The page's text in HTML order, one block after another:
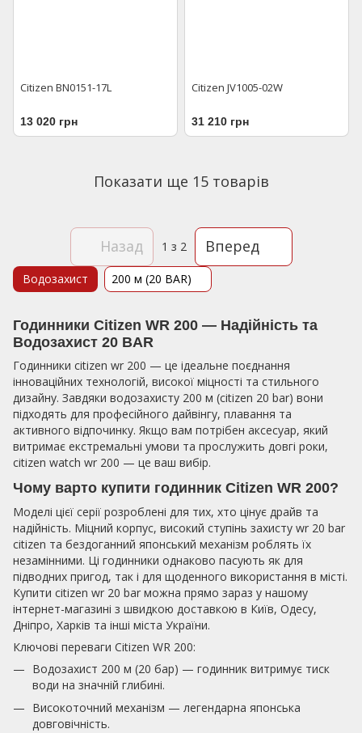
Citizen BN0151-17L
13 020 грн
Citizen JV1005-02W
31 210 грн
Показати ще 15 товарів
Назад 1 з 2 Вперед
Годинники Citizen WR 200 — Надійність та
Водозахист 20 BAR
Годинники citizen wr 200 — це ідеальне поєднання
інноваційних технологій, високої міцності та стильного
дизайну. Завдяки водозахисту 200 м (citizen 20 bar) вони
підходять для професійного дайвінгу, плавання та
активного відпочинку. Якщо вам потрібен аксесуар, який
витримає екстремальні умови та прослужить довгі роки,
citizen watch wr 200 — це ваш вибір.
Чому варто купити годинник Citizen WR 200?
Моделі цієї серії розроблені для тих, хто цінує драйв та
надійність. Міцний корпус, високий ступінь захисту wr 20 bar
citizen та бездоганний японський механізм роблять їх
незамінними. Ці годинники однаково пасують як для
підводних пригод, так і для щоденного використання в місті.
Купити citizen wr 20 bar можна прямо зараз у нашому
інтернет-магазині з швидкою доставкою в Київ, Одесу,
Дніпро, Харків та інші міста України.
Ключові переваги Citizen WR 200:
Водозахист 200 м (20 бар) — годинник витримує тиск
води на значній глибині.
Високоточний механізм — легендарна японська
довговічність.
Водозахист 200 м (20 BAR)